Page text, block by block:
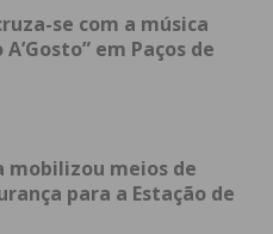
se com a música
em Paços de
mobilizou meios de
para a Estação de